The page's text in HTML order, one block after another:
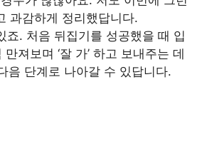
과감하게 정리했답니다.
. 처음 뒤집기를 성공했을 때 입
져보며 ‘잘 가’ 하고 보내주는 데
음 단계로 나아갈 수 있답니다.